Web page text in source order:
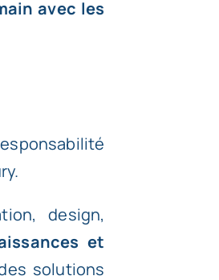
avec les
design,
et
solutions